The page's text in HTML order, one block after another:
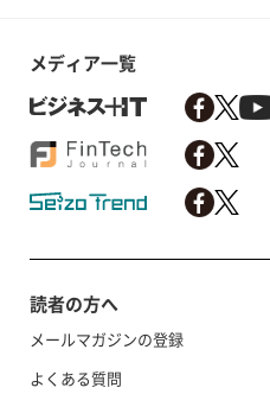
メディア一覧
読者の方へ
メールマガジンの登録
よくある質問